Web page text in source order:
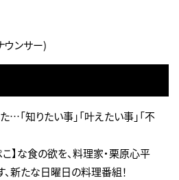
ウンサー)
「知りたい事」「叶えたい事」「不
】な食の欲を、料理家・栗原心平
、新たな日曜日の料理番組！